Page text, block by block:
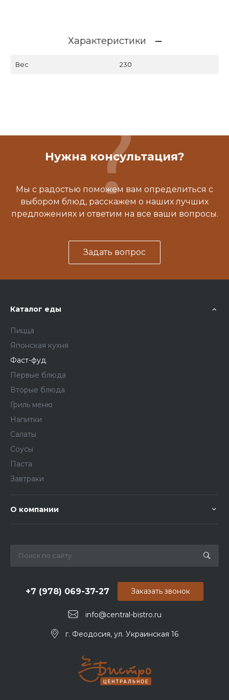
Характеристики
Вес 230
Нужна консультация?
Мы с радостью поможем вам определиться с
выбором блюд, расскажем о наших лучших
предложениях и ответим на все ваши вопросы.
Задать вопрос
Каталог еды
Пицца
Японская кухня
Фаст-фуд
Первые блюда
Вторые блюда
Гриль меню
Напитки
Салаты
Соусы
Паста
Завтраки
О компании
info@central-bistro.ru
+7 (978) 069-37-27
г. Феодосия, ул. Украинская 16
Заказать звонок